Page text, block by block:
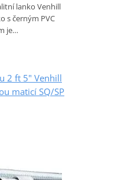
lanko Venhill
s černým PVC
je…
2 ft 5" Venhill
maticí SQ/SP